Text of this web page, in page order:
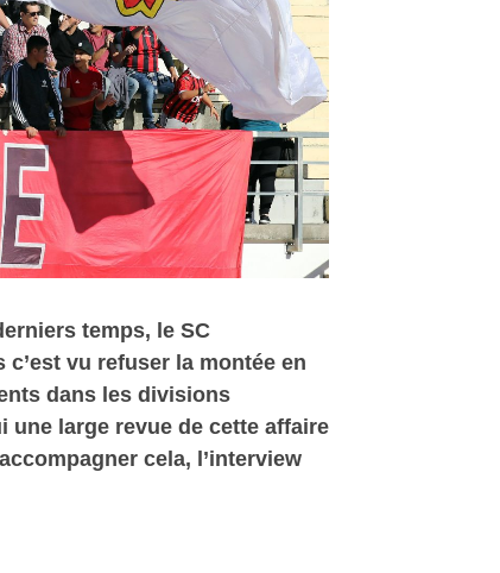
temps, le SC
vu refuser la montée en
dans les divisions
une large revue de cette affaire
cela, l’interview